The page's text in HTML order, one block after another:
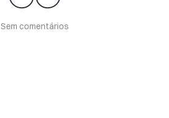
Sem comentários